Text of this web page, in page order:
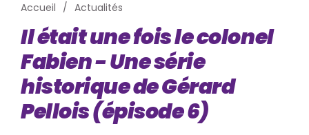
Accueil Actualités
Il était une fois le colonel
Fabien - Une série
historique de Gérard
Pellois (épisode 6)